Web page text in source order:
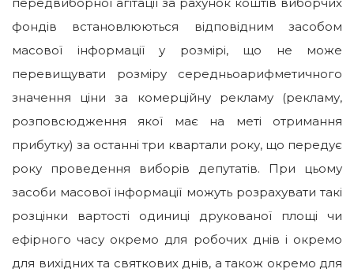
фондів встановлюються відповідним засобом
масової інформації у розмірі, що не може
перевищувати розміру середньоарифметичного
значення ціни за комерційну рекламу (рекламу,
розповсюдження якої має на меті отримання
прибутку) за останні три квартали року, що передує
року проведення виборів депутатів. При цьому
засоби масової інформації можуть розрахувати такі
розцінки вартості одиниці друкованої площі чи
ефірного часу окремо для робочих днів і окремо
для вихідних та святкових днів, а також окремо для